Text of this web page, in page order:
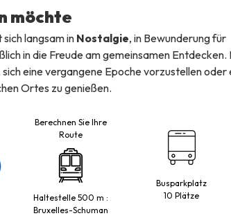
möchte
langsam in Nostalgie, in Bewunderung für
in die Freude am gemeinsamen Entdecken.
eine vergangene Epoche vorzustellen oder
Ortes zu genießen.
Berechnen Sie Ihre
Route
Haltestelle 500 m :
Bruxelles-Schuman
Busparkplatz
10 Plätze